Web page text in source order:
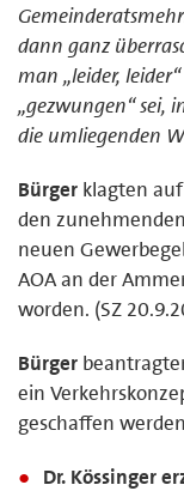
dann ganz
man „leider,
„gezwungen“ sei,
die umliegenden
Bürger klagten
den
neuen
AOA an der
worden. (SZ
Bürger
ein
geschaffen
Dr. Kössinger